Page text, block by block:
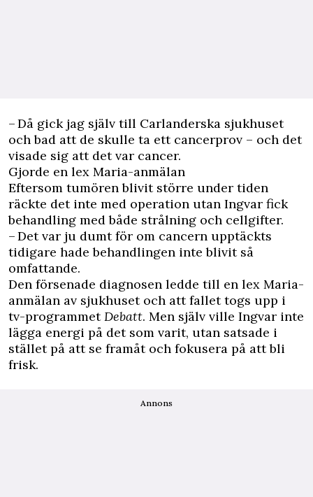
– Då gick jag själv till Carlanderska sjukhuset
och bad att de skulle ta ett cancerprov – och det
visade sig att det var cancer.
Gjorde en lex Maria-anmälan
Eftersom tumören blivit större under tiden
räckte det inte med operation utan Ingvar fick
behandling med både strålning och cellgifter.
– Det var ju dumt för om cancern upptäckts
tidigare hade behandlingen inte blivit så
omfattande.
Den försenade diagnosen ledde till en lex Maria-
anmälan av sjukhuset och att fallet togs upp i
tv-programmetDebatt. Men själv ville Ingvar inte
lägga energi på det som varit, utan satsade i
stället på att se framåt och fokusera på att bli
frisk.
Annons